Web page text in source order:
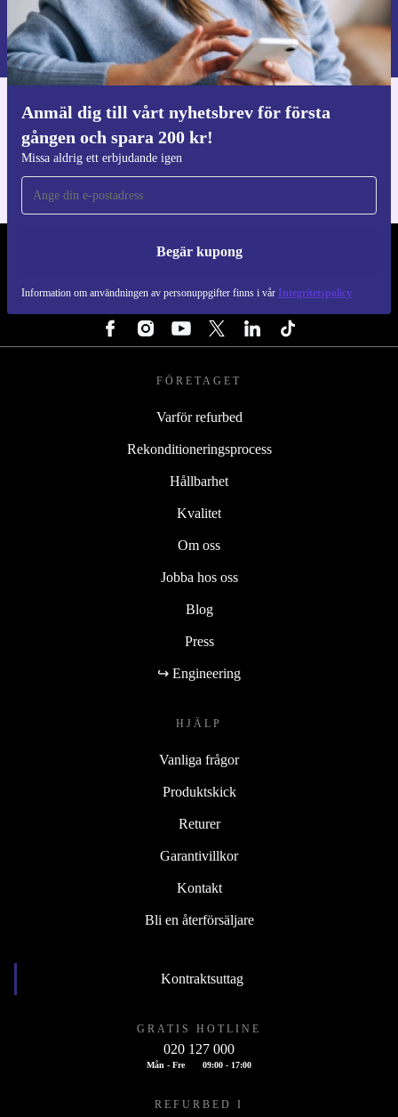
Anmäl dig till vårt nyhetsbrev för första
gången och spara 200 kr!
Missa aldrig ett erbjudande igen
Begär kupong
Information om användningen av personuppgifter finns i vår Integritetspolicy
Information om användningen av personuppgifter finns i vår
Integritetspolicy
Ladda ner refurbed appen
För iOS och Android
REFURBED SVERIGE - RETHINK NEW.
FÖLJ OSS
FÖRETAGET
Varför refurbed
Rekonditioneringsprocess
Hållbarhet
Kvalitet
Om oss
Jobba hos oss
Blog
Press
↪ Engineering
HJÄLP
Vanliga frågor
Produktskick
Returer
Garantivillkor
Kontakt
Bli en återförsäljare
Kontraktsuttag
GRATIS HOTLINE
020 127 000
Mån - Fre 09:00 - 17:00
REFURBED I